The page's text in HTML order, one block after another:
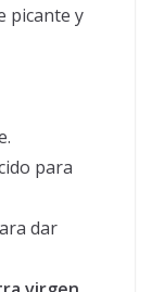
picante y
para
dar